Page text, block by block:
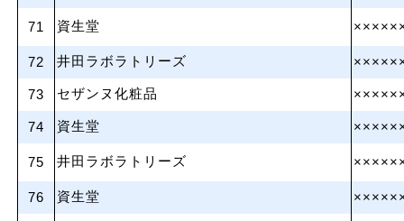
71 資生堂
72 井田ラボラトリーズ
73 セザンヌ化粧品
74 資生堂
75 井田ラボラトリーズ
76 資生堂